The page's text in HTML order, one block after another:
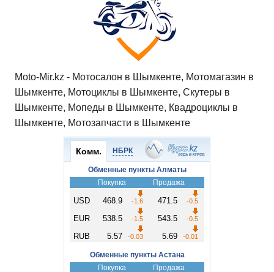
Moto-Mir.kz - Мотосалон в Шымкенте, Мотомагазин в
Шымкенте, Мотоциклы в Шымкенте, Скутеры в
Шымкенте, Мопеды в Шымкенте, Квадроциклы в
Шымкенте, Мотозапчасти в Шымкенте